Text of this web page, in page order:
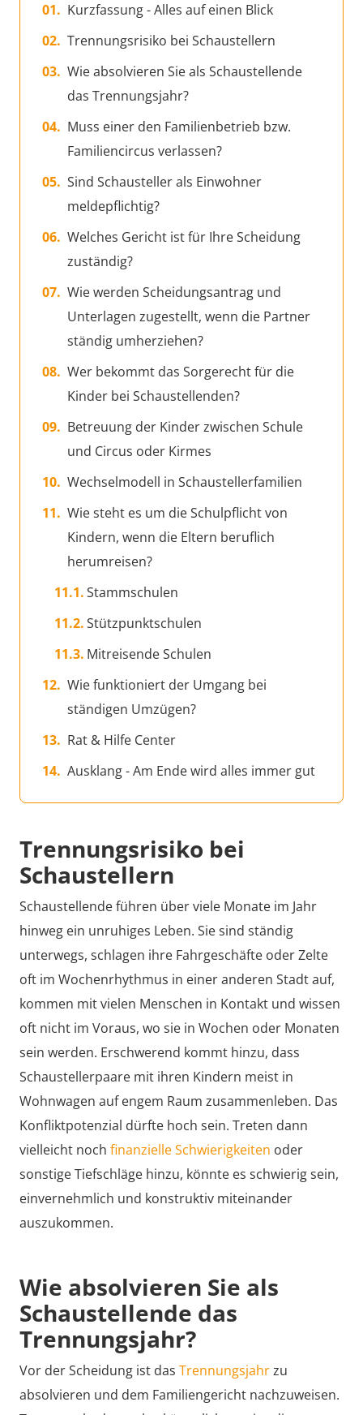
Kurzfassung - Alles auf einen Blick
Trennungsrisiko bei Schaustellern
Wie absolvieren Sie als Schaustellende
das Trennungsjahr?
Muss einer den Familienbetrieb bzw.
Familiencircus verlassen?
Sind Schausteller als Einwohner
meldepflichtig?
Welches Gericht ist für Ihre Scheidung
zuständig?
Wie werden Scheidungsantrag und
Unterlagen zugestellt, wenn die Partner
ständig umherziehen?
Wer bekommt das Sorgerecht für die
Kinder bei Schaustellenden?
Betreuung der Kinder zwischen Schule
und Circus oder Kirmes
Wechselmodell in Schaustellerfamilien
Wie steht es um die Schulpflicht von
Kindern, wenn die Eltern beruflich
herumreisen?
Stammschulen
Stützpunktschulen
Mitreisende Schulen
Wie funktioniert der Umgang bei
ständigen Umzügen?
Rat & Hilfe Center
Ausklang - Am Ende wird alles immer gut
Trennungsrisiko bei
Schaustellern
Schaustellende führen über viele Monate im Jahr
hinweg ein unruhiges Leben. Sie sind ständig
unterwegs, schlagen ihre Fahrgeschäfte oder Zelte
oft im Wochenrhythmus in einer anderen Stadt auf,
kommen mit vielen Menschen in Kontakt und wissen
oft nicht im Voraus, wo sie in Wochen oder Monaten
sein werden. Erschwerend kommt hinzu, dass
Schaustellerpaare mit ihren Kindern meist in
Wohnwagen auf engem Raum zusammenleben. Das
Konfliktpotenzial dürfte hoch sein. Treten dann
vielleicht noch finanzielle Schwierigkeiten oder
sonstige Tiefschläge hinzu, könnte es schwierig sein,
einvernehmlich und konstruktiv miteinander
auszukommen.
Wie absolvieren Sie als
Schaustellende das
Trennungsjahr?
Vor der Scheidung ist das Trennungsjahrzu
absolvieren und dem Familiengericht nachzuweisen.